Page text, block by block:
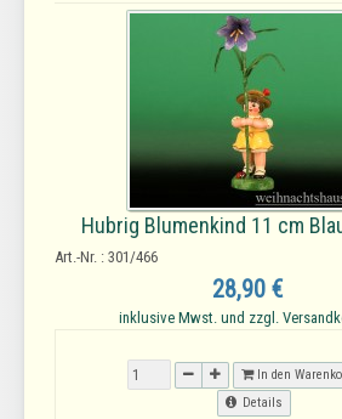
Hubrig Blumenkind 11 cm
Art.-Nr. : 301/466
28,90 €
inklusive Mwst. und zzgl.
In den
Details